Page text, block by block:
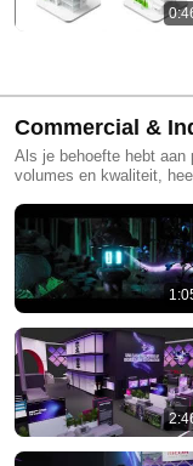
Commercial &
Als je behoefte hebt aan
volumes en kwaliteit,